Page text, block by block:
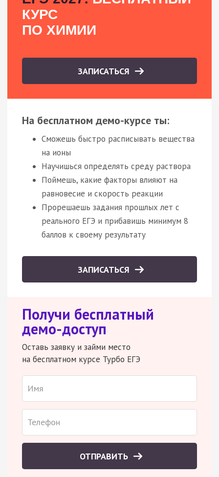
КУРС
ПО ХИМИИ
ЗАПИСАТЬСЯ
На бесплатном демо-курсе ты:
Сможешь быстро расписывать вещества
на ионы
Научишься определять среду раствора
Поймешь, какие факторы влияют на
равновесие и скорость реакции
Прорешаешь задания прошлых лет с
реального ЕГЭ и прибавишь минимум 8
баллов к своему результату
ЗАПИСАТЬСЯ
Получи бесплатный
демо-доступ
Оставь заявку и займи место
на бесплатном курсе Турбо ЕГЭ
ОТПРАВИТЬ